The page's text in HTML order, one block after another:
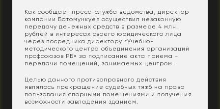
Как сообщает пресс-служба ведомства, директор
компании Батомункуев осуществил незаконную
передачу денежных средств в размере 4 млн.
рублей в интересах своего юридического лица
через посредника директору «Учебно-
методического центра объединения организаций
профсоюзов РБ» за подписание акта приема -
передачи помещений, занимаемых центром.
Целью данного противоправного действия
являлось прекращение судебных тяжб на право
пользования спорными помещениями и получения
возможности завладения зданием.